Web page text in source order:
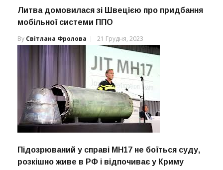
Литва домовилася зі Швецією про придбання
мобільної системи ППО
By Світлана Фролова 21 Грудня, 2023
Підозрюваний у справі MH17 не боїться суду,
розкішно живе в РФ і відпочиває у Криму